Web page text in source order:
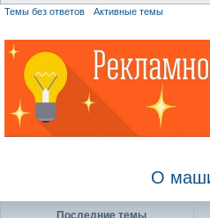
Темы без ответов Активные темы
О
Последние темы